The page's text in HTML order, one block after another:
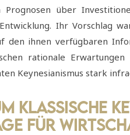
Prognosen über
Ihr Vorschlag
den ihnen verfügbaren
rationale
Keynesianismus stark
klassische
für